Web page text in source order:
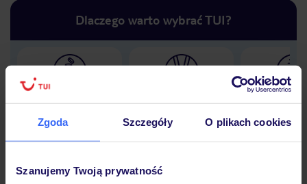
Zgoda Szczegóły O plikach cookies
Szanujemy Twoją prywatność
Dlaczego warto wybrać TUI?
Lider niskich cen
podróży w Polsce
30 lat w